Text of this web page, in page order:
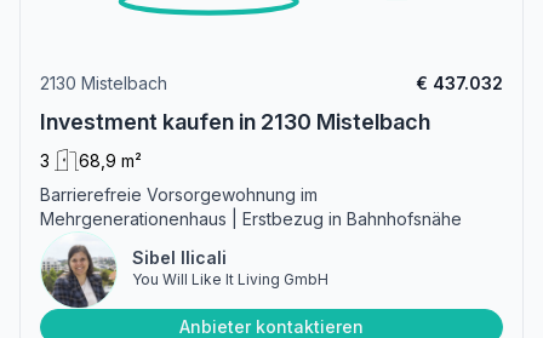
2130 Mistelbach € 437.032
Investment kaufen in 2130 Mistelbach
3
68,9 m²
Barrierefreie Vorsorgewohnung im
Mehrgenerationenhaus | Erstbezug in Bahnhofsnähe
Sibel Ilicali
You Will Like It Living GmbH
Anbieter kontaktieren